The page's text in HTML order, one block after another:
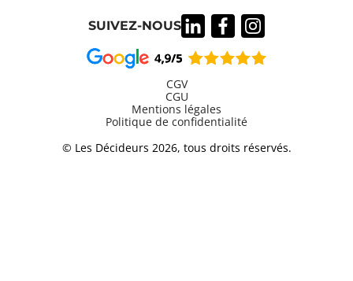
SUIVEZ-NOUS
Information
CGV
CGU
Mentions légales
Politique de confidentialité
© Les Décideurs 2026, tous droits réservés.